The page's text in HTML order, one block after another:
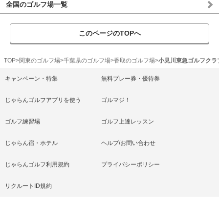
全国のゴルフ場一覧
このページのTOPへ
TOP 関東のゴルフ場 千葉県のゴルフ場 香取のゴルフ場 小見川東急ゴルフクラ
キャンペーン・特集 無料プレー券・優待券
じゃらんゴルフアプリを使う ゴルマジ！
ゴルフ練習場 ゴルフ上達レッスン
じゃらん宿・ホテル ヘルプ/お問い合わせ
じゃらんゴルフ利用規約 プライバシーポリシー
リクルートID規約